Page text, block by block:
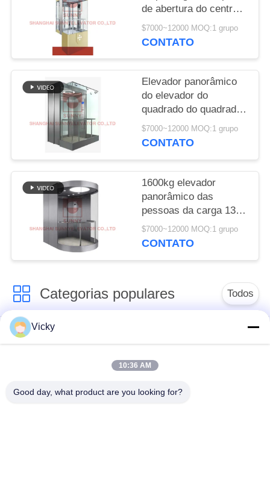
PRIVACY
POLICY
de abertura do centro
de aço inoxidável
$7000~12000 MOQ:1 grupo
CONTATO
Elevador panorâmico
do elevador do
quadrado do quadrado
2000kg 1.75m/S do CE
para o supermercado
$7000~12000 MOQ:1 grupo
CONTATO
1600kg elevador
panorâmico das
pessoas da carga 13
com o cabelo longo de
aço inoxidável
$7000~12000 MOQ:1 grupo
CONTATO
Categorias populares Todos
elevador do
passageiro
menos elevador
Vicky
10:36 AM
Good day, what product are you looking for?